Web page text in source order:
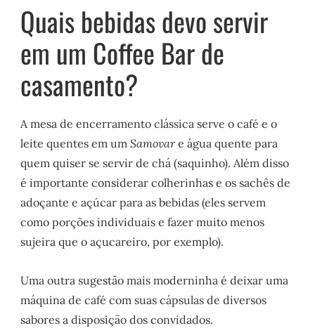
Quais bebidas devo servir
em um Coffee Bar de
casamento?
A mesa de encerramento clássica serve o café e o
leite quentes em umSamovare água quente para
quem quiser se servir de chá (saquinho). Além disso
é importante considerar colherinhas e os sachês de
adoçante e açúcar para as bebidas (eles servem
como porções individuais e fazer muito menos
sujeira que o açucareiro, por exemplo).
Uma outra sugestão mais moderninha é deixar uma
máquina de café com suas cápsulas de diversos
sabores a disposição dos convidados.